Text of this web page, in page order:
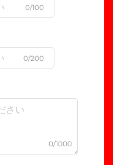
0/100
0/200
0/1000